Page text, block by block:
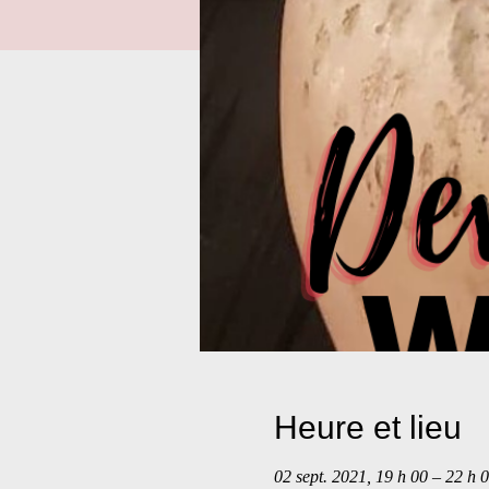
Heure et lieu
02 sept. 2021, 19 h 00 – 22 h